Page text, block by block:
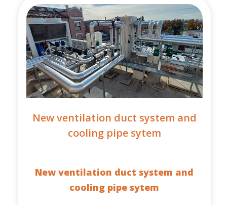
New ventilation duct system and
cooling pipe sytem
New ventilation duct system and
cooling pipe sytem